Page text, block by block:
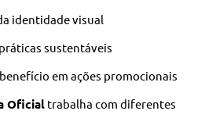
identidade visual
sustentáveis
em ações promocionais
Oficial trabalha com diferentes